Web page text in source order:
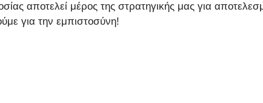
αποτελεί μέρος της στρατηγικής μας για
για την εμπιστοσύνη!